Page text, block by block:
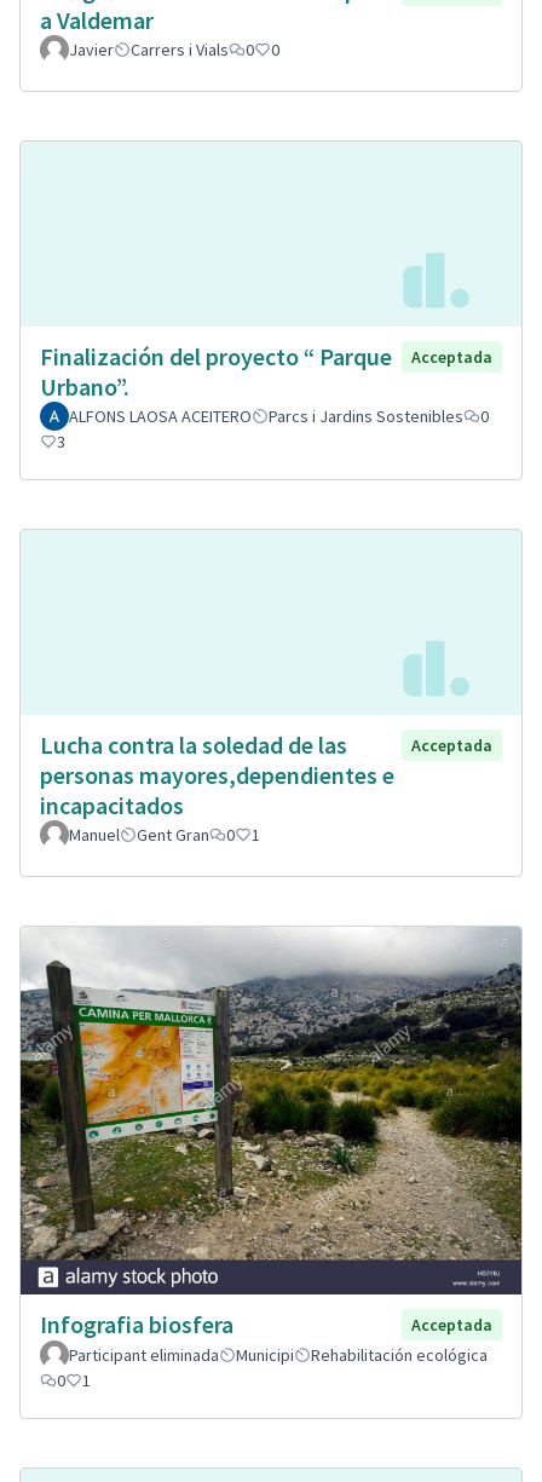
a Valdemar
Javier Carrers i Vials 0 0
Finalización del proyecto “ Parque
Urbano”.
Acceptada
ALFONS LAOSA ACEITERO Parcs i Jardins Sostenibles
0
3
Lucha contra la soledad de las
personas mayores,dependientes e
incapacitados
Acceptada
Manuel Gent Gran 0 1
Infografia biosfera
Acceptada
Participant eliminada
Municipi
Rehabilitación ecológica
0
1